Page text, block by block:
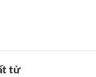
tử